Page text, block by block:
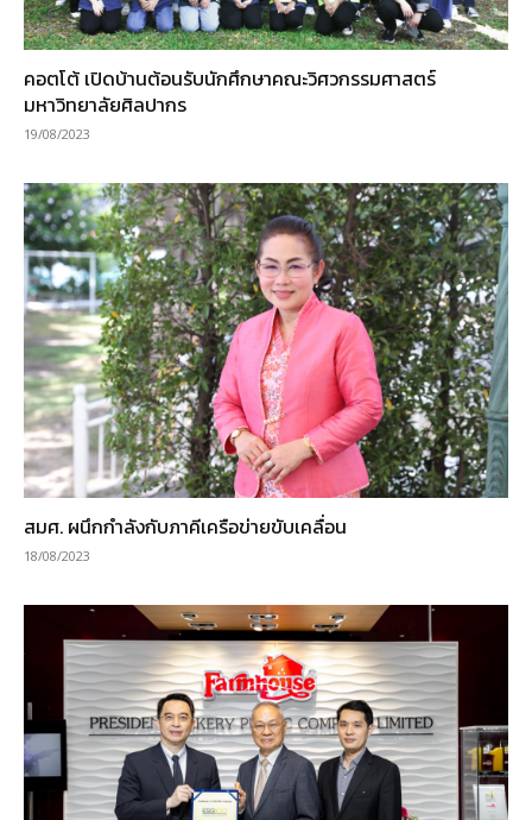
คอตโต้ เปิดบ้านต้อนรับนักศึกษาคณะวิศวกรรมศาสตร์
มหาวิทยาลัยศิลปากร
19/08/2023
สมศ. ผนึกกำลังกับภาคีเครือข่ายขับเคลื่อน
18/08/2023